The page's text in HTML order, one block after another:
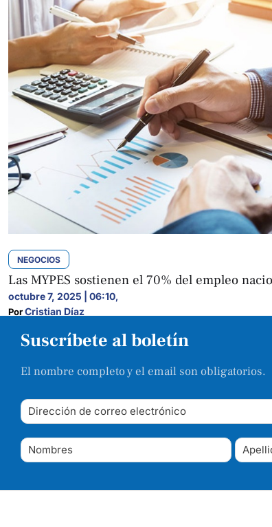
NEGOCIOS
Las MYPES sostienen el 70% del empleo
octubre 7, 2025 | 06:10,
Por Cristian Díaz
Suscríbete al boletín
El nombre completo y el email son obligatorios.